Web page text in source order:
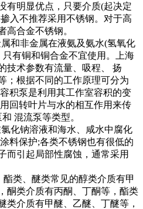
有明显优点，只要介质(起决定
入不推荐采用不锈钢。对于高
高合金不锈钢。
非金属在液氨及氨水(氢氧化
有铜和铜合金不宜使用。上海
技术参数有流量、吸程、 扬
；根据不同的工作原理可分为
积泵是利用其工作室容积的变
回转叶片与水的相互作用来传
混流泵等类型。
钠溶液和海水、咸水中腐化
料保护;各类不锈钢也有很低的
而引起局部性腐蚀，通常采用
类、醚类常见的醇类介质有甲
酮类介质有丙酮、丁酮等，酯类
类介质有甲醚、乙醚、丁醚等，